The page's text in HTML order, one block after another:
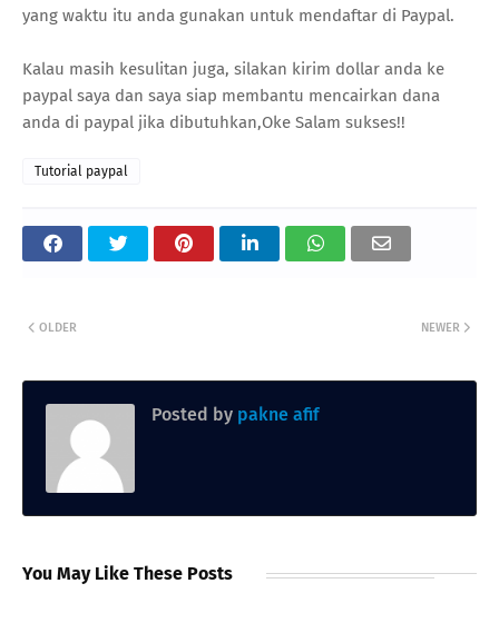
yang waktu itu anda gunakan untuk mendaftar di Paypal.
Kalau masih kesulitan juga, silakan kirim dollar anda ke
paypal saya dan saya siap membantu mencairkan dana
anda di paypal jika dibutuhkan,Oke Salam sukses!!
Tutorial paypal
NEWER
OLDER
Posted by pakne afif
You May Like These Posts